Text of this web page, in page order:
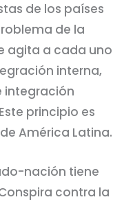
de los países
de la
agita a cada uno
interna,
integración
principio es
América Latina.
nación tiene
contra la